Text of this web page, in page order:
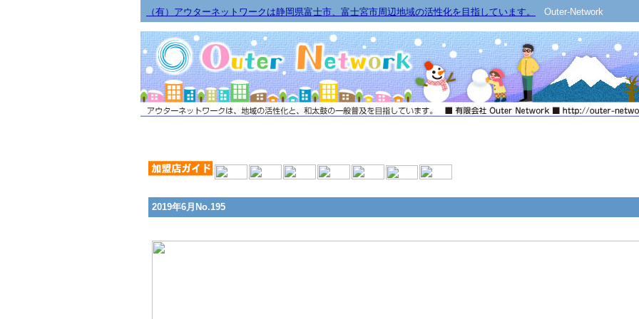
（有）アウターネットワークは静岡県富士市、富士宮市周辺地域の活性化を目指しています。 Outer-Network
2019年6月No.195